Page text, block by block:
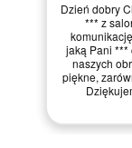
Dzień dobry
*** z
jaką Pani ***
naszych
piękne,